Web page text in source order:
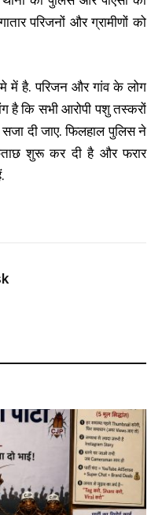
परिजनों और ग्रामीणों को
में है. परिजन और गांव के लोग
है कि सभी आरोपी पशु तस्करों
दी जाए. फिलहाल पुलिस ने
शुरू कर दी है और फरार